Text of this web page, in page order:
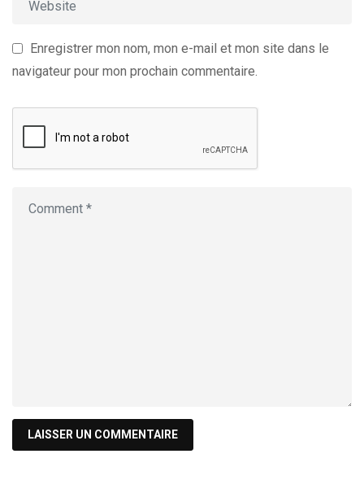
Enregistrer mon nom, mon e-mail et mon site dans le
navigateur pour mon prochain commentaire.